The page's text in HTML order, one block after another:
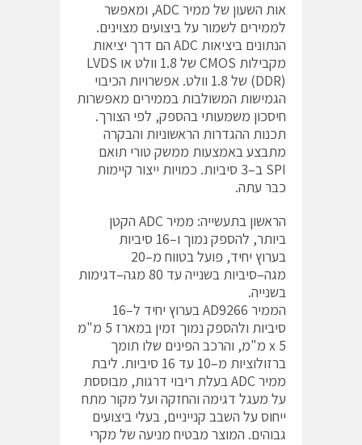
אות השעון של ממיר ADC, ומאפשר
לממירים לשמור על ביצועים מצוינים.
הנתונים ביציאות ADC הם דרך יציאות
מקבילות CMOS של 1.8 וולט או LVDS
(DDR) של 1.8 וולט. אפשרויות הכיבוי
הגמישות המשולבות בממירים מאפשרות
חיסכון משמעותי בהספק, לפי הצורך.
תכנות ההגדרות הראשוניות והבקרה
מתבצע באמצעות ממשק טורי תואם
SPI ב–3 סיביות. כמויות ייצור קיימות
כבר עתה.
הראשון בתעשייה: ממיר ADC הקטן
ביותר, להספק נמוך ו–16 סיביות
בערוץ יחיד, פועל בטווח מ–20
מגה–סיביות בשנייה עד 80 מגה–דגימות
בשנייה.
הממיר AD9266 בערוץ יחיד ל–16
סיביות ולהספק נמוך זמין במארז 5 מ"מ
x 5 מ"מ, והרכב הפינים שלו תומך
ברזולוציות מ–10 עד 16 סיביות. ליבת
ממיר ADC בעלת ריבוי דרגות, מבוססת
על מעגל דגימה והחזקה ועל מקור מתח
ייחוס על השבב קנייניים, בעלי ביצועים
גבוהים. המוצר מבטיח מניעה של מקרי